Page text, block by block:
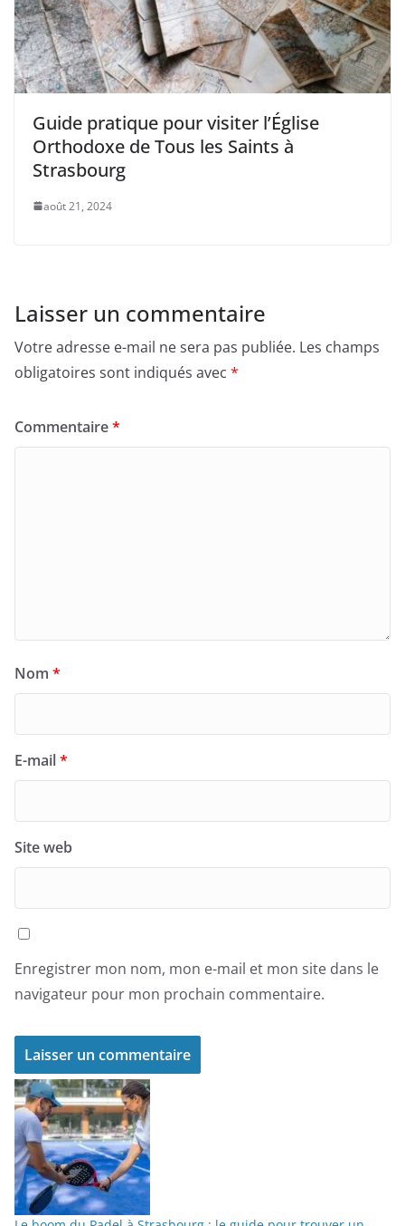
Guide pratique pour visiter l’Église
Orthodoxe de Tous les Saints à
Strasbourg
août 21, 2024
Laisser un commentaire
Votre adresse e-mail ne sera pas publiée. Les champs
obligatoires sont indiqués avec *
Commentaire*
Nom *
E-mail*
Site web
Enregistrer mon nom, mon e-mail et mon site dans le
navigateur pour mon prochain commentaire.